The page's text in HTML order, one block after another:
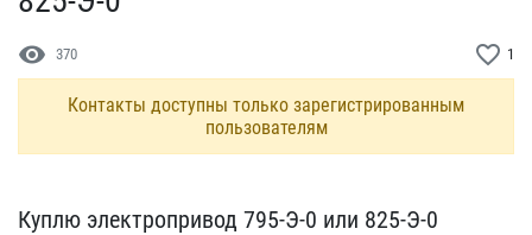
visibility 370 favorite_border 1
Контакты доступны только зарегистрированным
пользователям
Куплю электропривод 79​5-Э-0 или 825-Э-0